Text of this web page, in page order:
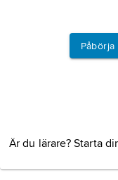
Är du lärare? Starta